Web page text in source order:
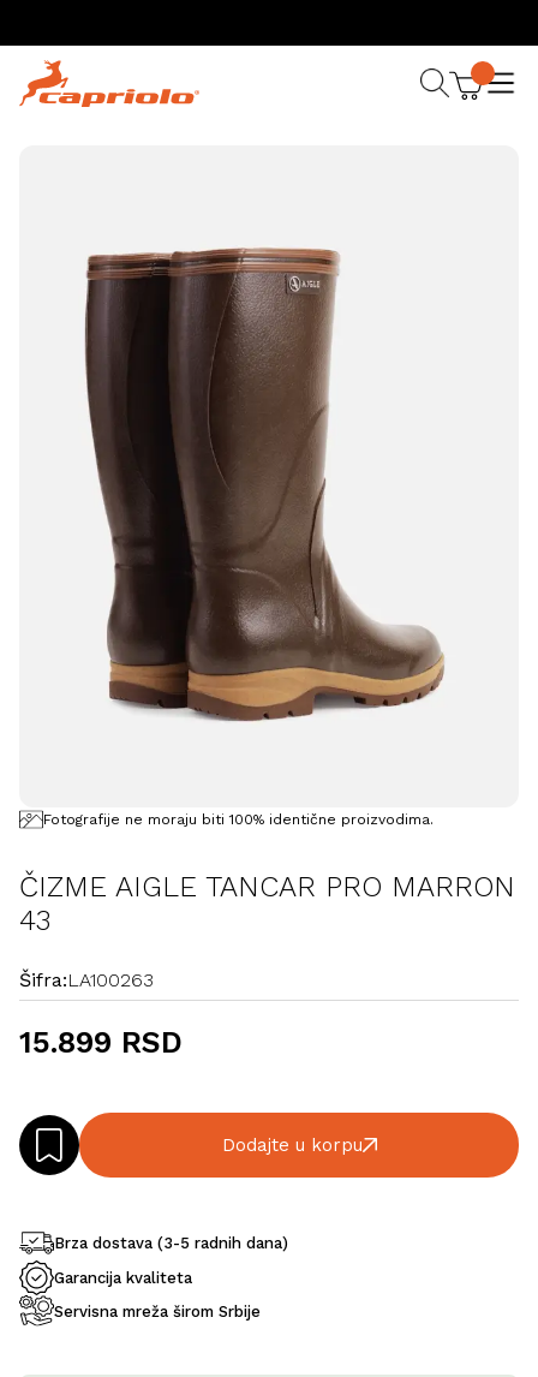
Fotografije ne moraju biti 100% identične proizvodima.
ČIZME AIGLE TANCAR PRO MARRON
43
Šifra:LA100263
15.899 RSD
Dodajte u korpu
Brza dostava (3-5 radnih dana)
Garancija kvaliteta
Servisna mreža širom Srbije